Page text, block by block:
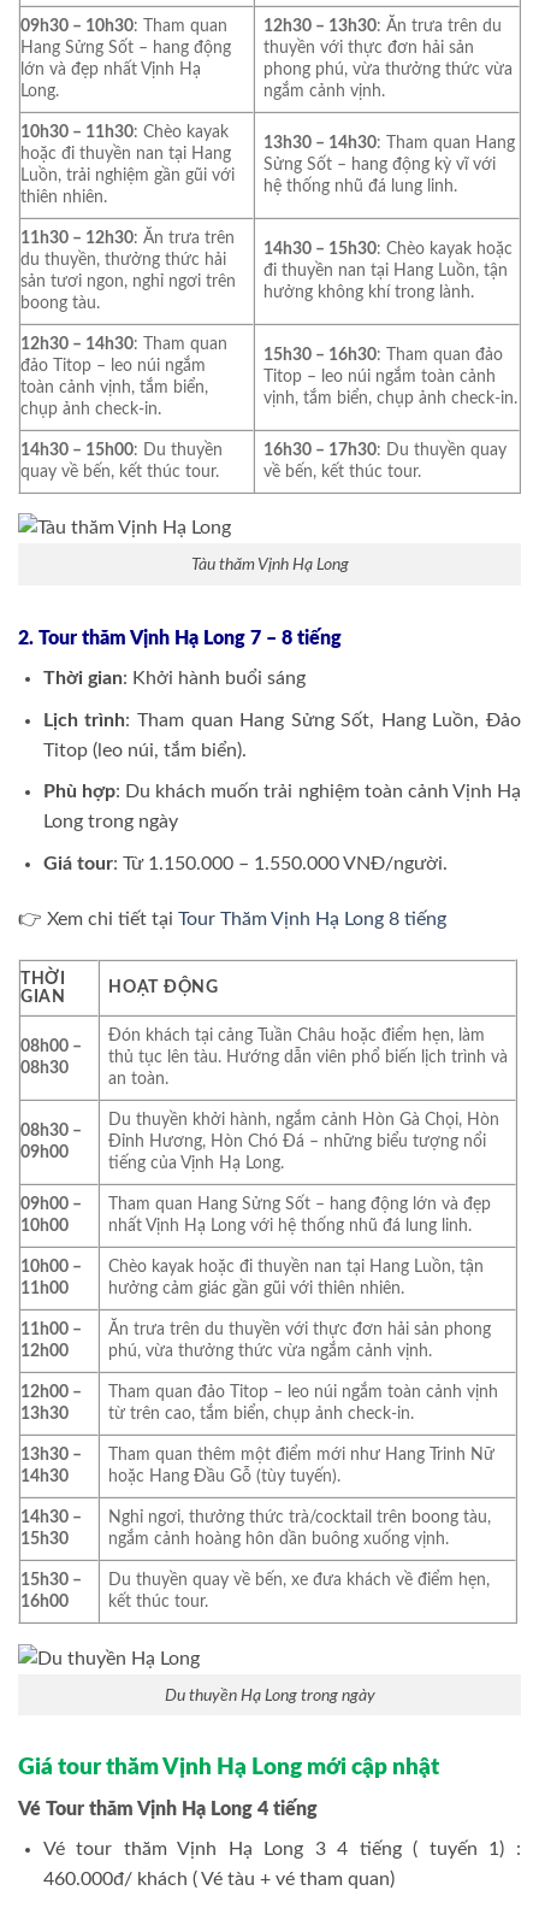
09h30 – 10h30: Tham quan
Hang Sửng Sốt – hang động
lớn và đẹp nhất Vịnh Hạ
Long.
12h30 – 13h30: Ăn trưa trên du
thuyền với thực đơn hải sản
phong phú, vừa thưởng thức vừa
ngắm cảnh vịnh.
10h30 – 11h30: Chèo kayak
hoặc đi thuyền nan tại Hang
Luồn, trải nghiệm gần gũi với
thiên nhiên.
13h30 – 14h30: Tham quan Hang
Sửng Sốt – hang động kỳ vĩ với
hệ thống nhũ đá lung linh.
11h30 – 12h30: Ăn trưa trên
du thuyền, thưởng thức hải
sản tươi ngon, nghỉ ngơi trên
boong tàu.
14h30 – 15h30: Chèo kayak hoặc
đi thuyền nan tại Hang Luồn, tận
hưởng không khí trong lành.
12h30 – 14h30: Tham quan
đảo Titop – leo núi ngắm
toàn cảnh vịnh, tắm biển,
chụp ảnh check-in.
15h30 – 16h30: Tham quan đảo
Titop – leo núi ngắm toàn cảnh
vịnh, tắm biển, chụp ảnh check-in.
14h30 – 15h00: Du thuyền
quay về bến, kết thúc tour.
16h30 – 17h30: Du thuyền quay
về bến, kết thúc tour.
Tàu thăm Vịnh Hạ Long
2. Tour thăm Vịnh Hạ Long 7 – 8 tiếng
Thời gian: Khởi hành buổi sáng
Lịch trình: Tham quan Hang Sửng Sốt, Hang Luồn, Đảo
Titop (leo núi, tắm biển).
Phù hợp: Du khách muốn trải nghiệm toàn cảnh Vịnh Hạ
Long trong ngày
Giá tour: Từ 1.150.000 – 1.550.000 VNĐ/người.
👉 Xem chi tiết tại Tour Thăm Vịnh Hạ Long 8 tiếng
THỜI
GIAN
HOẠT ĐỘNG
08h00 –
08h30
Đón khách tại cảng Tuần Châu hoặc điểm hẹn, làm
thủ tục lên tàu. Hướng dẫn viên phổ biến lịch trình và
an toàn.
08h30 –
09h00
Du thuyền khởi hành, ngắm cảnh Hòn Gà Chọi, Hòn
Đỉnh Hương, Hòn Chó Đá – những biểu tượng nổi
tiếng của Vịnh Hạ Long.
09h00 –
10h00
Tham quan Hang Sửng Sốt – hang động lớn và đẹp
nhất Vịnh Hạ Long với hệ thống nhũ đá lung linh.
10h00 –
11h00
Chèo kayak hoặc đi thuyền nan tại Hang Luồn, tận
hưởng cảm giác gần gũi với thiên nhiên.
11h00 –
12h00
Ăn trưa trên du thuyền với thực đơn hải sản phong
phú, vừa thưởng thức vừa ngắm cảnh vịnh.
12h00 –
13h30
Tham quan đảo Titop – leo núi ngắm toàn cảnh vịnh
từ trên cao, tắm biển, chụp ảnh check-in.
13h30 –
14h30
Tham quan thêm một điểm mới như Hang Trinh Nữ
hoặc Hang Đầu Gỗ (tùy tuyến).
14h30 –
15h30
Nghỉ ngơi, thưởng thức trà/cocktail trên boong tàu,
ngắm cảnh hoàng hôn dần buông xuống vịnh.
15h30 –
16h00
Du thuyền quay về bến, xe đưa khách về điểm hẹn,
kết thúc tour.
Du thuyền Hạ Long trong ngày
Giá tour thăm Vịnh Hạ Long mới cập nhật
Vé Tour thăm Vịnh Hạ Long 4 tiếng
Vé tour thăm Vịnh Hạ Long 3 4 tiếng ( tuyến 1) :
460.000đ/ khách ( Vé tàu + vé tham quan)